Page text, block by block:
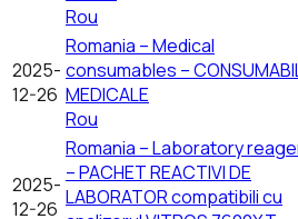
Rou
2025-
12-26
Romania – Medical
consumables –
MEDICALE
Rou
2025-
12-26
Romania – Laboratory
– PACHET REACTIVI DE
LABORATOR compatibili cu